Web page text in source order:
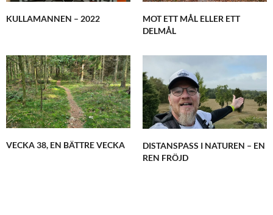
KULLAMANNEN – 2022
MOT ETT MÅL ELLER ETT
DELMÅL
VECKA 38, EN BÄTTRE VECKA
DISTANSPASS I NATUREN – EN
REN FRÖJD